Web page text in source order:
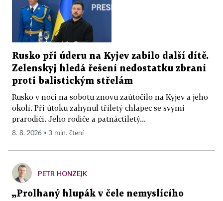
Rusko při úderu na Kyjev zabilo další dítě.
Zelenskyj hledá řešení nedostatku zbraní
proti balistickým střelám
Rusko v noci na sobotu znovu zaútočilo na Kyjev a jeho
okolí. Při útoku zahynul tříletý chlapec se svými
prarodiči. Jeho rodiče a patnáctiletý...
8. 8. 2026 ▪ 3 min. čtení
PETR HONZEJK
„Prolhaný hlupák v čele nemyslícího